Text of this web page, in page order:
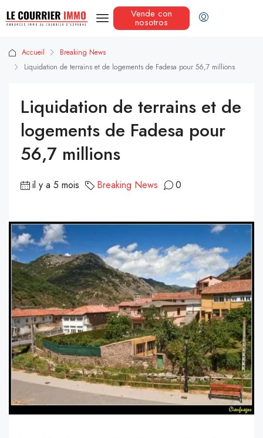
Vende con
nosotros
Accueil
Breaking News
Liquidation de terrains et de logements de Fadesa pour 56,7 millions
Liquidation de terrains et de
logements de Fadesa pour
56,7 millions
il y a 5 mois Breaking News 0